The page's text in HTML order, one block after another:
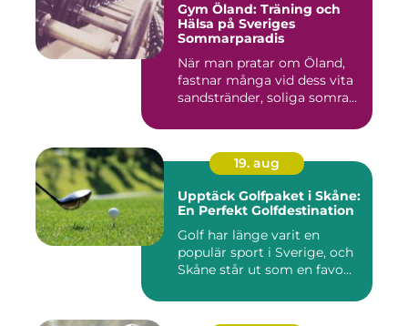
Gym Öland: Träning och
Hälsa på Sveriges
Sommarparadis
När man pratar om Öland,
fastnar många vid dess vita
sandstränder, soliga somra...
19. aug
Upptäck Golfpaket i Skåne:
En Perfekt Golfdestination
Golf har länge varit en
populär sport i Sverige, och
Skåne står ut som en favo...